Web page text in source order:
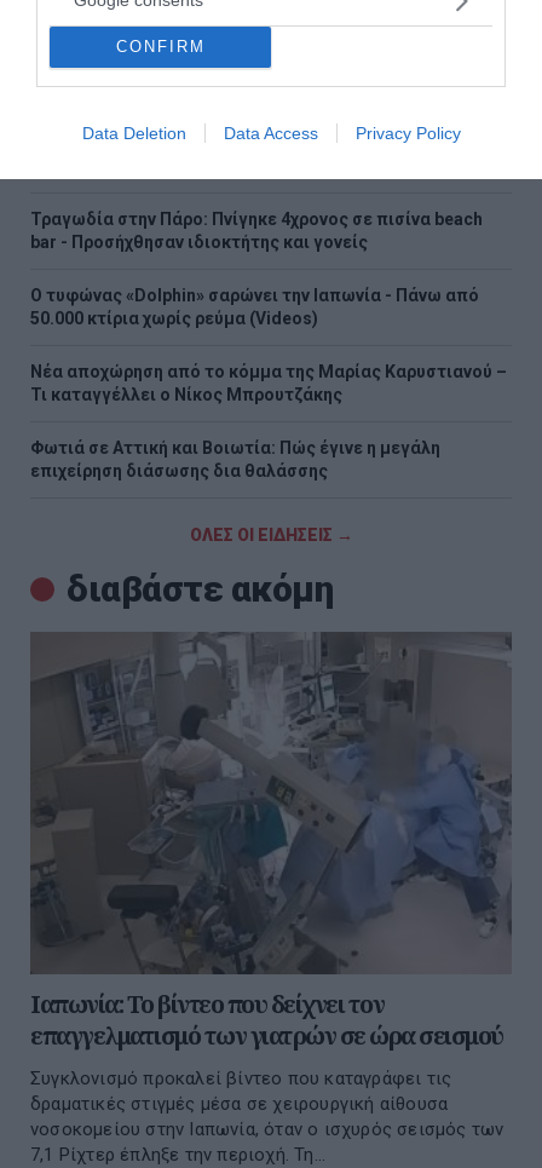
CONFIRM
Data Deletion Data Access Privacy Policy
θέλουν την πολιτική αλλαγή να γίνει πράξη»
Βανς: «Η Συμφωνία για το Ορμούζ θα μπορούσε να
επαναφέρει τη ροή πετρελαίου στα προπολεμικά
Τραγωδία στην Πάρο: Πνίγηκε 4χρονος σε πισίνα beach
bar - Προσήχθησαν ιδιοκτήτης και γονείς
Ο τυφώνας «Dolphin» σαρώνει την Ιαπωνία - Πάνω από
50.000 κτίρια χωρίς ρεύμα (Videos)
Νέα αποχώρηση από το κόμμα της Μαρίας Καρυστιανού –
Τι καταγγέλλει ο Νίκος Μπρουτζάκης
Φωτιά σε Αττική και Βοιωτία: Πώς έγινε η μεγάλη
επιχείρηση διάσωσης δια θαλάσσης
ΟΛΕΣ ΟΙ ΕΙΔΗΣΕΙΣ →
διαβάστε ακόμη
Ιαπωνία: Το βίντεο που δείχνει τον
επαγγελματισμό των γιατρών σε ώρα σεισμού
Συγκλονισμό προκαλεί βίντεο που καταγράφει τις
δραματικές στιγμές μέσα σε χειρουργική αίθουσα
νοσοκομείου στην Ιαπωνία, όταν ο ισχυρός σεισμός των
7,1 Ρίχτερ έπληξε την περιοχή. Τη...